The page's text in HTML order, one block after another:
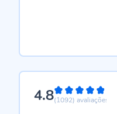
4.896%
(1092) avaliações